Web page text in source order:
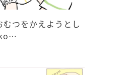
むつをかえようとし